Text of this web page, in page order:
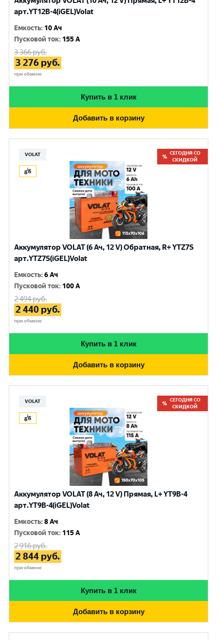
арт.YT12B-4(iGEL)Volat
Емкость: 10 Ач
Пусковой ток: 155 A
3 366руб.
3 276 руб.
при обмене
Купить в 1 клик
Добавить в корзину
VOLAT
СЕГОДНЯ СО
СКИДКОЙ
Аккумулятор VOLAT (6 Ач, 12 V) Обратная, R+ YTZ7S
арт.YTZ7S(iGEL)Volat
Емкость:6 Ач
Пусковой ток: 100 A
2 494руб.
2 440 руб.
при обмене
Купить в 1 клик
Добавить в корзину
VOLAT
СЕГОДНЯ СО
СКИДКОЙ
Аккумулятор VOLAT (8 Ач, 12 V) Прямая, L+ YT9B-4
арт.YT9B-4(iGEL)Volat
Емкость:8 Ач
Пусковой ток: 115 A
2 916руб.
2 844 руб.
при обмене
Купить в 1 клик
Добавить в корзину